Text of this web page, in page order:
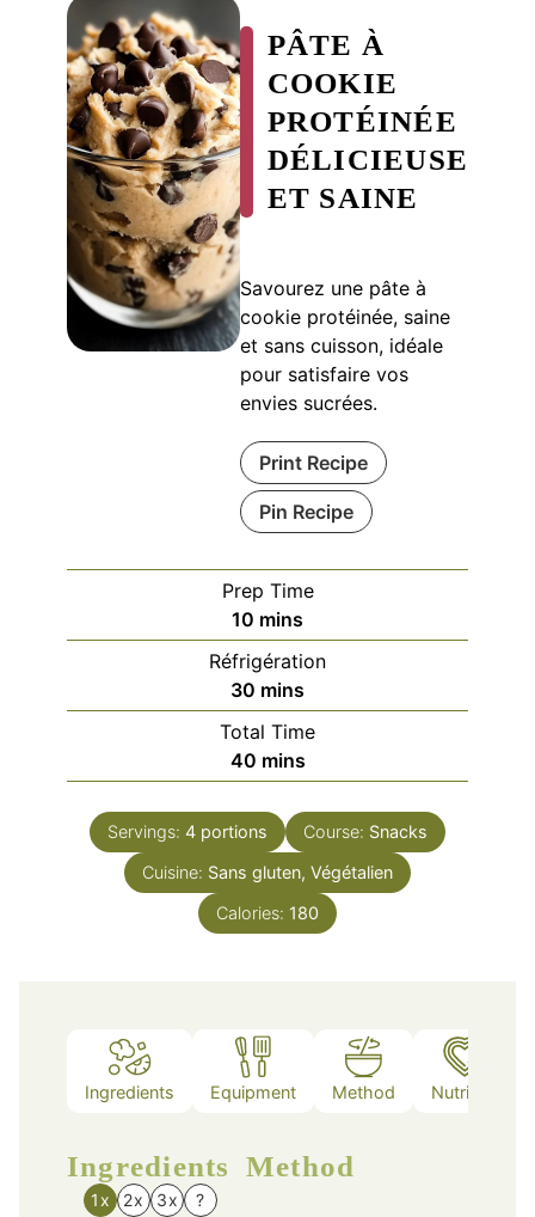
PÂTE À
COOKIE
PROTÉINÉE
DÉLICIEUSE
ET SAINE
Savourez une pâte à
cookie protéinée, saine
et sans cuisson, idéale
pour satisfaire vos
envies sucrées.
Print Recipe
Pin Recipe
Prep Time
10 minutes
mins
Réfrigération
30 minutes
mins
Total Time
40minutes
mins
Servings: 4 portions Course: Snacks
Cuisine: Sans gluten, Végétalien
Calories: 180
Ingredients Equipment Method Nutrition
Ingredients
1x 2x 3x ?
Method